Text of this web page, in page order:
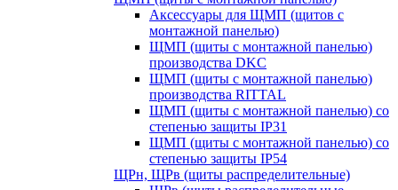
Аксессуары для ЩМП (щитов с
монтажной панелью)
ЩМП (щиты с монтажной панелью)
производства DKC
ЩМП (щиты с монтажной панелью)
производства RITTAL
ЩМП (щиты с монтажной панелью) со
степенью защиты IP31
ЩМП (щиты с монтажной панелью) со
степенью защиты IP54
ЩРн, ЩРв (щиты распределительные)